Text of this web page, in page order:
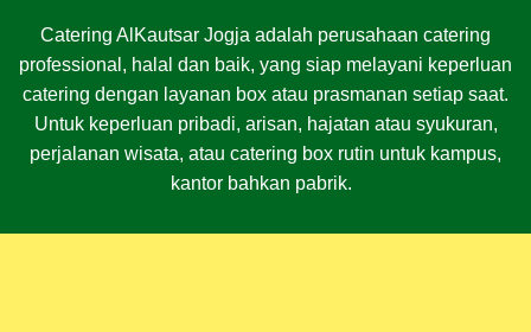
Catering AlKautsar Jogja adalah perusahaan catering
professional, halal dan baik, yang siap melayani keperluan
catering dengan layanan box atau prasmanan setiap saat.
Untuk keperluan pribadi, arisan, hajatan atau syukuran,
perjalanan wisata, atau catering box rutin untuk kampus,
kantor bahkan pabrik.